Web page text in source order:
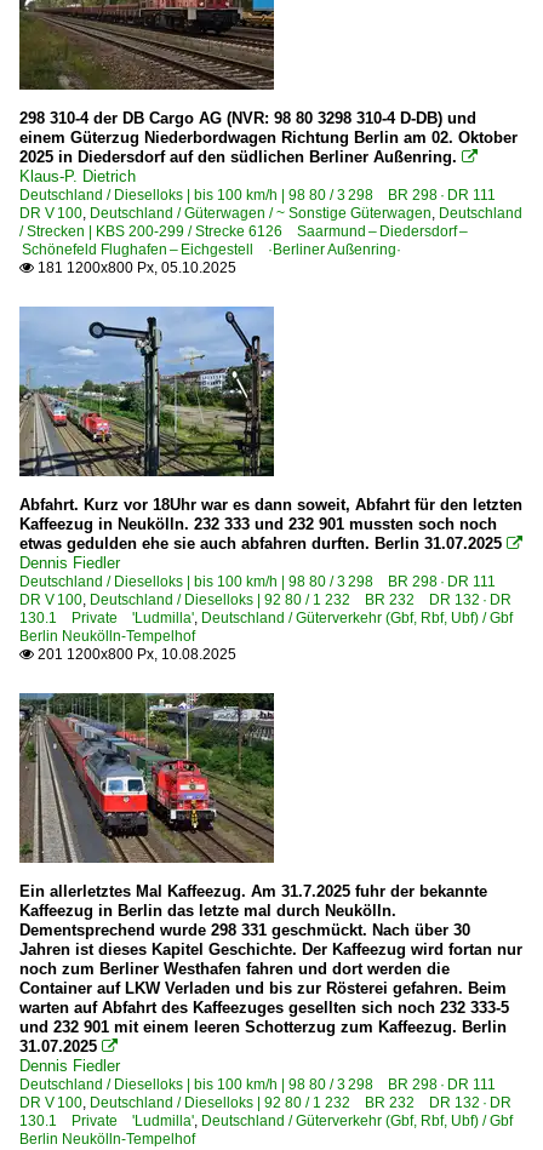
3 344 BR 344 · DR 104 DR V 60 Umbau
3 345 · 3 346 BR 345 · BR 346 DR 105 · DR 106 DR V 60
3 347 BR 347 DR 105 · DR 106 DR V 60 Breitspur
3 362 BR 362 remotorisierte DB 260
3 363 BR 363 ·DB V 60· remot. DB 261
Dieselloks | Kleinloks
3 312 BR 312 · DR 102.0 LKM V 22 B, V 23
Dieseltriebzüge | 95 80
0 650 BR 650 ·RS1· Private
1 648 BR 648 ·Coradia Lint 41· Neue Kopfform
E-Loks | Drehstrom | 91 80
6 145 BR 145 ·Traxx AC·
6 152 BR 152 ·ES 64 F·
6 185 BR 185 ·Traxx AC1/2·
6 185 BR 185 ·Traxx AC1/2· Private
E-Loks | konventionell
6 114 BR 114.0 ex 112.0
6 115 BR 115 DB Fernverkehr
6 155 BR 155 DR 250 'Energiecontainer'
6 156 BR 156 DR 252
ICE T BR 411 · 5 411
Elektrotriebzüge | 94 80
0 429 BR 429.0 ·Flirt (fünfteilig)· Private
1 442 BR 442 ·Talent 2· 'Hamsterbacke'
Elektrotriebzüge | Gleichstrom
0 484 BR 483 · 484 S-Bahn Berlin 'Lichtschalter'
298 310-4 der DB Cargo AG (NVR: 98 80 3298 310-4 D-DB) und
einem Güterzug Niederbordwagen Richtung Berlin am 02. Oktober
2025 in Diedersdorf auf den südlichen Berliner Außenring. 
Klaus-P. Dietrich
Deutschland / Dieselloks | bis 100 km/h | 98 80 / 3 298 BR 298 · DR 111
DR V 100, Deutschland / Güterwagen / ~ Sonstige Güterwagen, Deutschland
/ Strecken | KBS 200-299 / Strecke 6126 Saarmund – Diedersdorf –
Schönefeld Flughafen – Eichgestell ·Berliner Außenring·
 181 1200x800 Px, 05.10.2025
Abfahrt. Kurz vor 18Uhr war es dann soweit, Abfahrt für den letzten
Kaffeezug in Neukölln. 232 333 und 232 901 mussten soch noch
etwas gedulden ehe sie auch abfahren durften. Berlin 31.07.2025 
Dennis Fiedler
Deutschland / Dieselloks | bis 100 km/h | 98 80 / 3 298 BR 298 · DR 111
DR V 100, Deutschland / Dieselloks | 92 80 / 1 232 BR 232 DR 132 · DR
130.1 Private 'Ludmilla', Deutschland / Güterverkehr (Gbf, Rbf, Ubf) / Gbf
Berlin Neukölln-Tempelhof
 201 1200x800 Px, 10.08.2025
Ein allerletztes Mal Kaffeezug. Am 31.7.2025 fuhr der bekannte
Kaffeezug in Berlin das letzte mal durch Neukölln.
Dementsprechend wurde 298 331 geschmückt. Nach über 30
Jahren ist dieses Kapitel Geschichte. Der Kaffeezug wird fortan nur
noch zum Berliner Westhafen fahren und dort werden die
Container auf LKW Verladen und bis zur Rösterei gefahren. Beim
warten auf Abfahrt des Kaffeezuges gesellten sich noch 232 333-5
und 232 901 mit einem leeren Schotterzug zum Kaffeezug. Berlin
31.07.2025 
Dennis Fiedler
Deutschland / Dieselloks | bis 100 km/h | 98 80 / 3 298 BR 298 · DR 111
DR V 100, Deutschland / Dieselloks | 92 80 / 1 232 BR 232 DR 132 · DR
130.1 Private 'Ludmilla', Deutschland / Güterverkehr (Gbf, Rbf, Ubf) / Gbf
Berlin Neukölln-Tempelhof